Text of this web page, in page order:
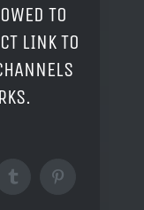
TO
LINK TO
TumblrPinterest